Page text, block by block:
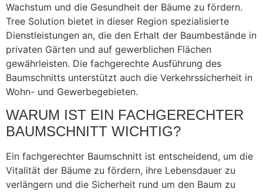
Wachstum und die Gesundheit der Bäume zu fördern.
Tree Solution bietet in dieser Region spezialisierte
Dienstleistungen an, die den Erhalt der Baumbestände in
privaten Gärten und auf gewerblichen Flächen
gewährleisten. Die fachgerechte Ausführung des
Baumschnitts unterstützt auch die Verkehrssicherheit in
Wohn- und Gewerbegebieten.
WARUM IST EIN FACHGERECHTER
BAUMSCHNITT WICHTIG?
Ein fachgerechter Baumschnitt ist entscheidend, um die
Vitalität der Bäume zu fördern, ihre Lebensdauer zu
verlängern und die Sicherheit rund um den Baum zu